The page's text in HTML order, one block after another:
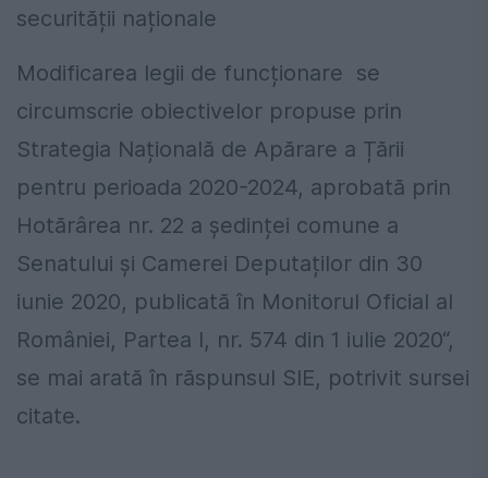
securității naționale
Modificarea legii de funcționare se
circumscrie obiectivelor propuse prin
Strategia Națională de Apărare a Țării
pentru perioada 2020-2024, aprobată prin
Hotărârea nr. 22 a ședinței comune a
Senatului și Camerei Deputaților din 30
iunie 2020, publicată în Monitorul Oficial al
României, Partea I, nr. 574 din 1 iulie 2020“,
se mai arată în răspunsul SIE, potrivit sursei
citate.